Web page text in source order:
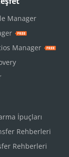
Manager
Manager
İpuçları
Rehberleri
Rehberleri